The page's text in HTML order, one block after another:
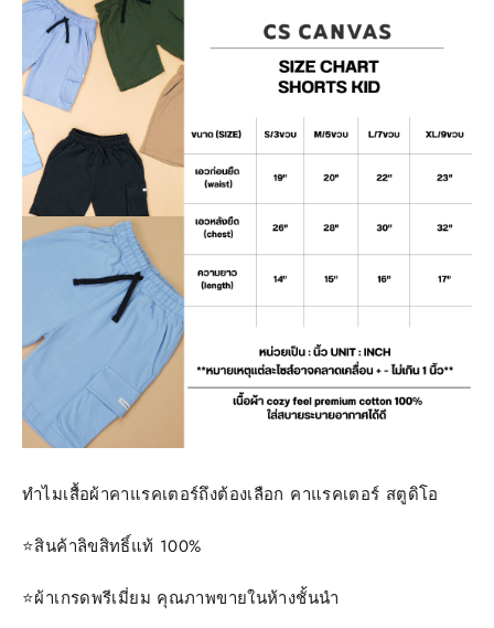
ทำไมเสื้อผ้าคาแรคเตอร์ถึงต้องเลือก คาแรคเตอร์ สตูดิโอ
⭐️สินค้าลิขสิทธิ์แท้ 100%
⭐️ผ้าเกรดพรีเมี่ยม คุณภาพขายในห้างชั้นนำ